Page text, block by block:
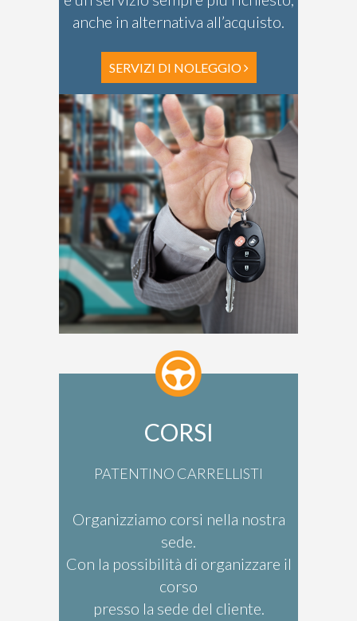
anche in alternativa all’acquisto.
SERVIZI DI NOLEGGIO
CORSI
PATENTINO CARRELLISTI
Organizziamo corsi nella nostra
sede.
Con la possibilità di organizzare il
corso
presso la sede del cliente.